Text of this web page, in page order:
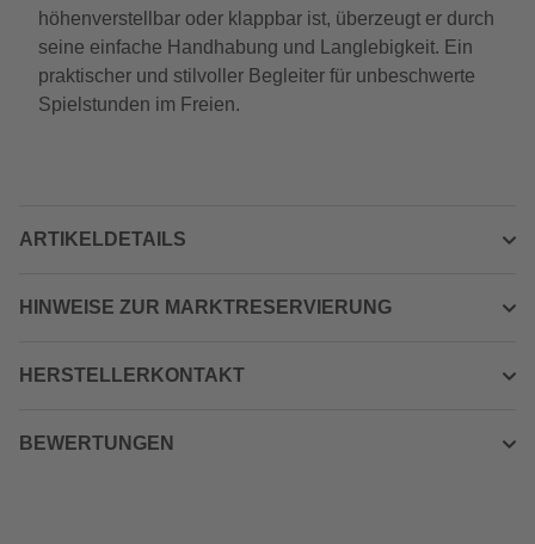
höhenverstellbar oder klappbar ist, überzeugt er durch
seine einfache Handhabung und Langlebigkeit. Ein
praktischer und stilvoller Begleiter für unbeschwerte
Spielstunden im Freien.
ARTIKELDETAILS
HINWEISE ZUR MARKTRESERVIERUNG
HERSTELLERKONTAKT
BEWERTUNGEN